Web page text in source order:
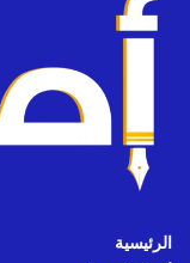
الرئيسية